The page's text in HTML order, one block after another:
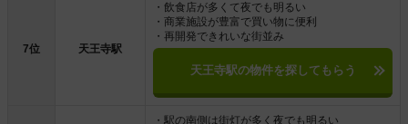
7位 天王寺駅
・飲食店が多くて夜でも明るい
・商業施設が豊富で買い物に便利
・再開発できれいな街並み
天王寺駅の物件を探してもらう
・駅の南側は街灯が多く夜でも明るい